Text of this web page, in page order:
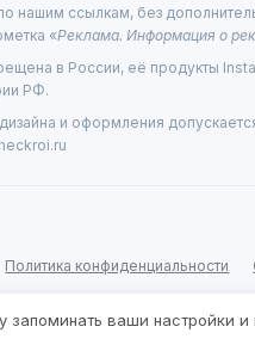
ссылкам, без
«Реклама. Информация о
в России, её продукты
РФ.
и оформления
Политика конфиденциальности
ваши настройки и